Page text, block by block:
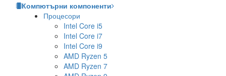
Компютърни компоненти
Процесори
Intel Core i5
Intel Core i7
Intel Core i9
AMD Ryzen 5
AMD Ryzen 7